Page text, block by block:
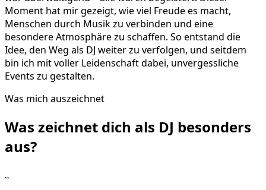
Moment hat mir gezeigt, wie viel Freude es macht,
Menschen durch Musik zu verbinden und eine
besondere Atmosphäre zu schaffen. So entstand die
Idee, den Weg als DJ weiter zu verfolgen, und seitdem
bin ich mit voller Leidenschaft dabei, unvergessliche
Events zu gestalten.
Was mich auszeichnet
Was zeichnet dich als DJ besonders
aus?
„